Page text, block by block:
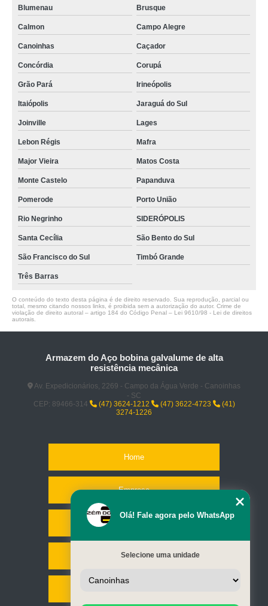
Blumenau Brusque
Calmon Campo Alegre
Canoinhas Caçador
Concórdia Corupá
Grão Pará Irineópolis
Itaiópolis Jaraguá do Sul
Joinville Lages
Lebon Régis Mafra
Major Vieira Matos Costa
Monte Castelo Papanduva
Pomerode Porto União
Rio Negrinho SIDERÓPOLIS
Santa Cecília São Bento do Sul
São Francisco do Sul Timbó Grande
Três Barras
O conteúdo do texto desta página é de direito reservado. Sua reprodução, parcial ou
total, mesmo citando nossos links, é proibida sem a autorização do autor. Crime de
violação de direito autoral – artigo 184 do Código Penal – Lei 9610/98 - Lei de direitos
autorais
Armazem do Aço bobina galvalume de alta
resistência mecânica
Av. Expedicionários, 2269 - Campo da Água Verde - Canoinhas
- SC
CEP: 89466-314
(47) 3624-1212 (47) 3622-4723
(41)
3274-1226
Home
Empresa
Serviços
Olá! Fale agora pelo WhatsApp
Selecione uma unidade